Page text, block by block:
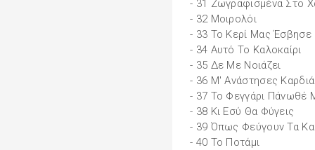
- 31 Ζωγραφισμένα Στο
- 32 Μοιρολόι
- 33 Το Κερί Μας Έσβησε
- 34 Αυτό Το Καλοκαίρι
- 35 Δε Με Νοιάζει
- 36 Μ' Ανάστησες
- 37 Το Φεγγάρι Πάνωθέ
- 38 Κι Εσύ Θα Φύγεις
- 39 Όπως Φεύγουν Τα
- 40 Το Ποτάμι